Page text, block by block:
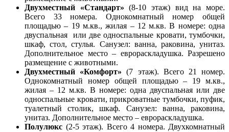
Двухместный «Стандарт»(8-10 этаж) вид на море.
Всего 33 номера. Однокомнатный номер общей
площадью – 19 м.кв., жилая – 12 м.кв. В номере: одна
двуспальная или две односпальные кровати, тумбочки,
шкаф, стол, стулья. Санузел: ванна, раковина, унитаз.
Дополнительное место – еврораскладушка. Разрешено
размещение с животными.
Двухместный «Комфорт»(7 этаж). Всего 21 номер.
Однокомнатный номер общей площадью – 19 м.кв.,
жилая – 12 м.кв. В номере: одна двуспальная или две
односпальные кровати, прикроватные тумбочки, пуфик,
туалетный столик, шкаф. Санузел: ванна, раковина,
унитаз. Дополнительное место – еврораскладушка.
Полулюкс (2-5 этаж). Всего 4 номера. Двухкомнатный